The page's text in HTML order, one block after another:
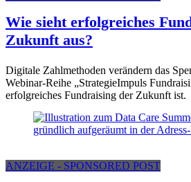
Wie sieht erfolgreiches
Zukunft aus?
Digitale Zahlmethoden verändern das
Webinar-Reihe „StrategieImpuls
erfolgreiches Fundraising der Zukunft ist.
ANZEIGE - SPONSORED POST